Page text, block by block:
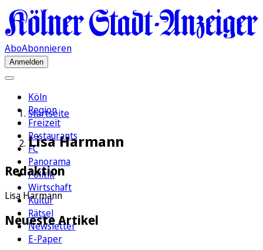
AboAbonnieren
Anmelden
Köln
Region
Freizeit
Restaurants
FC
Panorama
Politik
Wirtschaft
Kultur
Rätsel
Newsletter
E-Paper
Startseite
Lisa Harmann
Redaktion
Lisa Harmann
Neueste Artikel